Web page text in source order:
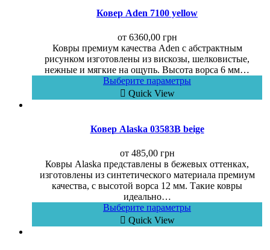
Ковер Aden 7100 yellow
от 6360,00 грн
Ковры премиум качества Aden с абстрактным
рисунком изготовлены из вискозы, шелковистые,
нежные и мягкие на ощупь. Высота ворса 6 мм…
Выберите параметры
Quick View
Ковер Alaska 03583B beige
от 485,00 грн
Ковры Alaska представлены в бежевых оттенках,
изготовлены из синтетического материала премиум
качества, с высотой ворса 12 мм. Такие ковры
идеально…
Выберите параметры
Quick View